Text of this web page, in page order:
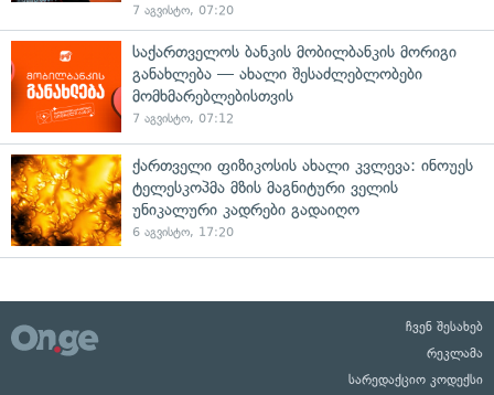
7 აგვისტო, 07:20
საქართველოს ბანკის მობილბანკის მორიგი
განახლება — ახალი შესაძლებლობები
მომხმარებლებისთვის
7 აგვისტო, 07:12
ქართველი ფიზიკოსის ახალი კვლევა: ინოუეს
ტელესკოპმა მზის მაგნიტური ველის
უნიკალური კადრები გადაიღო
6 აგვისტო, 17:20
ჩვენ შესახებ
რეკლამა
სარედაქციო კოდექსი